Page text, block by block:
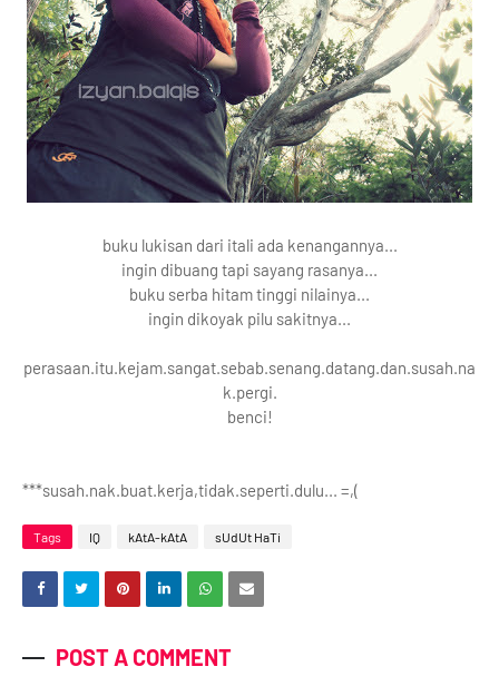
buku lukisan dari itali ada kenangannya...
ingin dibuang tapi sayang rasanya...
buku serba hitam tinggi nilainya...
ingin dikoyak pilu sakitnya...
perasaan.itu.kejam.sangat.sebab.senang.datang.dan.susah.na
k.pergi.
benci!
***susah.nak.buat.kerja,tidak.seperti.dulu... =,(
Tags IQ kAtA-kAtA sUdUt HaTi
POST A COMMENT